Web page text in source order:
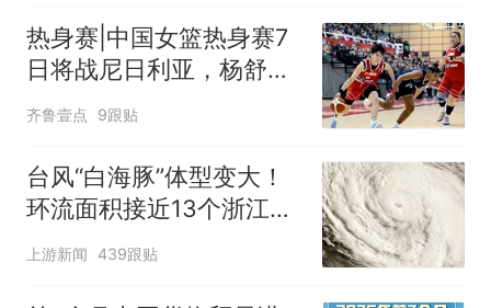
热身赛|中国女篮热身赛7
日将战尼日利亚，杨舒予
有望出战
齐鲁壹点 9跟贴
台风“白海豚”体型变大！
环流面积接近13个浙江那
么大
上游新闻 439跟贴